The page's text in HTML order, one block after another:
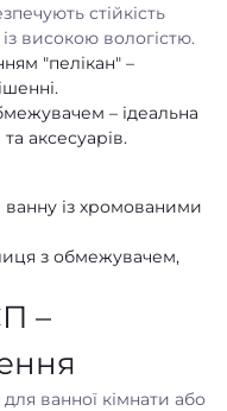
стійкість
високою вологістю.
"пелікан" –
– ідеальна
аксесуарів.
із хромованими
з обмежувачем,
–
ванної кімнати або